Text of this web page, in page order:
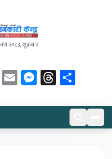
२०८३, शुक्रबार
WhatsApp
EmailMessenger
Threads